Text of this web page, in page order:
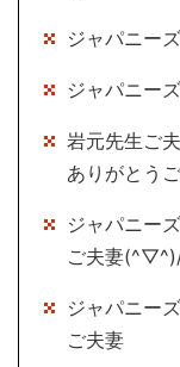
ジャパニー
ジャパニー
岩元先生ご
ありがとう
ジャパニー
ご夫妻
ジャパニー
ご夫妻